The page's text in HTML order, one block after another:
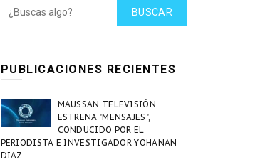
BUSCAR
PUBLICACIONES RECIENTES
MAUSSAN TELEVISIÓN
ESTRENA "MENSAJES",
CONDUCIDO POR EL
PERIODISTA E INVESTIGADOR YOHANAN
DIAZ